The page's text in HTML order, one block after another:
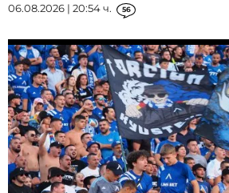
06.08.2026 | 20:54 ч. 56